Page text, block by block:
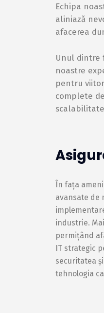
Echipa
aliniază
afacerea
Unul dintre
noastre
pentru
complete
În fața
avansate de
industrie.
permițând
IT strategic
securitatea
tehnologia